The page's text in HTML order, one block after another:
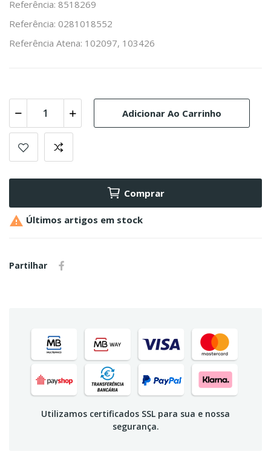
Referência: 8518269
Referência: 0281018552
Referência Atena: 102097, 103426
Adicionar Ao Carrinho
Comprar
 Últimos artigos em stock
Partilhar
Utilizamos certificados SSL para sua e nossa
segurança.